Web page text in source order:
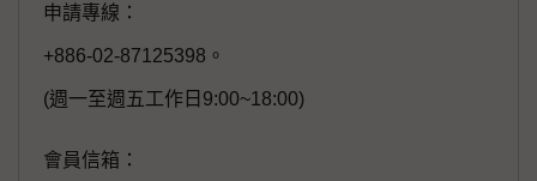
申請專線：
+886-02-87125398。
(週一至週五工作日9:00~18:00)
會員信箱：